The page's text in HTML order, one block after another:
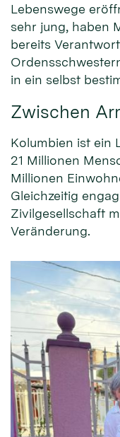
Lebenswege
sehr jung, haben
bereits
in ein selbst
Zwischen
Kolumbien ist ein
21 Millionen
Millionen
Gleichzeitig
Zivilgesellschaft
Veränderung.